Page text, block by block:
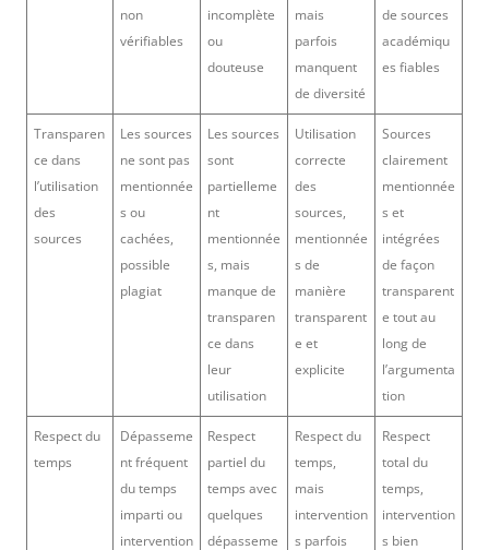
non
vérifiables
incomplète
ou
douteuse
mais
parfois
manquent
de diversité
de sources
académiqu
es fiables
Transparen
ce dans
l’utilisation
des
sources
Les sources
ne sont pas
mentionnée
s ou
cachées,
possible
plagiat
Les sources
sont
partielleme
nt
mentionnée
s, mais
manque de
transparen
ce dans
leur
utilisation
Utilisation
correcte
des
sources,
mentionnée
s de
manière
transparent
e et
explicite
Sources
clairement
mentionnée
s et
intégrées
de façon
transparent
e tout au
long de
l’argumenta
tion
Respect du
temps
Dépasseme
nt fréquent
du temps
imparti ou
intervention
Respect
partiel du
temps avec
quelques
dépasseme
Respect du
temps,
mais
intervention
s parfois
Respect
total du
temps,
intervention
s bien